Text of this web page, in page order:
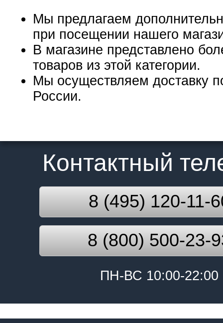
Мы предлагаем
при посещении нашего
В магазине представлено
товаров из этой категории.
Мы осуществляем доставку
России.
Контактный
8 (495) 120-11-
8 (800) 500-23-
ПН-ВС 10:00-22:00